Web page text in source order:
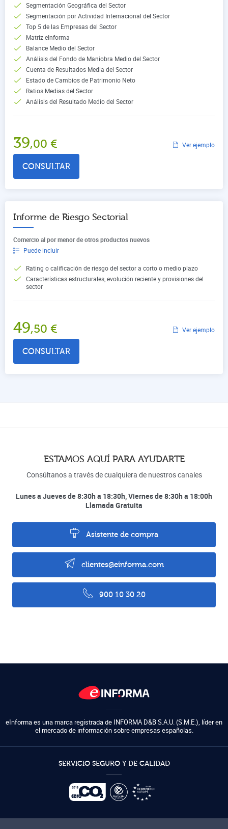
Segmentación Geográfica del Sector
Segmentación por Actividad Internacional del Sector
Top 5 de las Empresas del Sector
Matriz eInforma
Balance Medio del Sector
Análisis del Fondo de Maniobra Medio del Sector
Cuenta de Resultados Media del Sector
Estado de Cambios de Patrimonio Neto
Ratios Medias del Sector
Análisis del Resultado Medio del Sector
39,00 € Ver ejemplo
CONSULTAR
Informe de Riesgo Sectorial
Comercio al por menor de otros productos nuevos
Puede incluir
Rating o calificación de riesgo del sector a corto o medio plazo
Características estructurales, evolución reciente y provisiones del
sector
49,50 € Ver ejemplo
CONSULTAR
ESTAMOS AQUÍ PARA AYUDARTE
Consúltanos a través de cualquiera de nuestros canales
Lunes a Jueves de 8:30h a 18:30h, Viernes de 8:30h a 18:00h
Llamada Gratuita
Asistente de compra
clientes@einforma.com
900 10 30 20
eInforma es una marca registrada de INFORMA D&B S.A.U. (S.M.E.), líder en
el mercado de información sobre empresas españolas.
SERVICIO SEGURO Y DE CALIDAD